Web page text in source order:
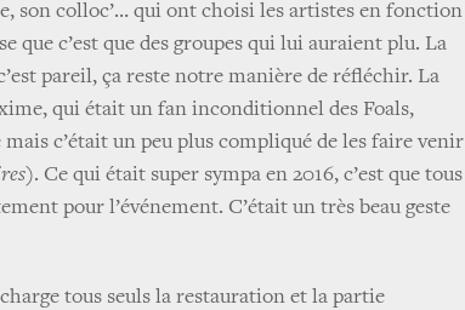
son colloc’… qui ont choisi les artistes en fonction
que c’est que des groupes qui lui auraient plu. La
pareil, ça reste notre manière de réfléchir. La
qui était un fan inconditionnel des Foals,
c’était un peu plus compliqué de les faire venir
. Ce qui était super sympa en 2016, c’est que tous
pour l’événement. C’était un très beau geste
tous seuls la restauration et la partie